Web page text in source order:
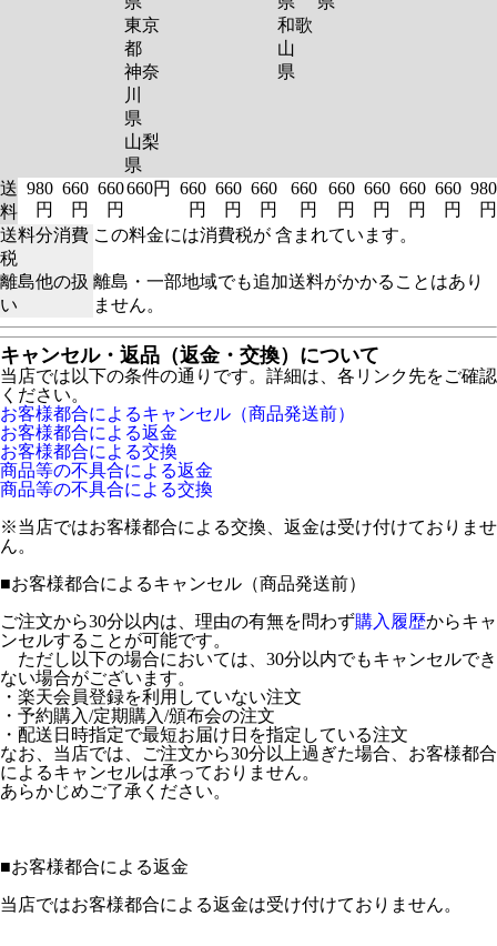
東京
都
神奈
川
県
山梨
県
和歌
山
県
送
料
980
円
660
円
660
円
660円
660
円
660
円
660
円
660
円
660
円
660
円
660
円
660
円
980
円
送料分消費
税
この料金には消費税が 含まれています。
離島他の扱
い
離島・一部地域でも追加送料がかかることはあり
ません。
キャンセル・返品（返金・交換）について
当店では以下の条件の通りです。詳細は、各リンク先をご確認
ください。
お客様都合によるキャンセル（商品発送前）
お客様都合による返金
お客様都合による交換
商品等の不具合による返金
商品等の不具合による交換
※当店ではお客様都合による交換、返金は受け付けておりませ
ん。
■お客様都合によるキャンセル（商品発送前）
ご注文から30分以内は、理由の有無を問わず購入履歴からキャ
ンセルすることが可能です。
ただし以下の場合においては、30分以内でもキャンセルでき
ない場合がございます。
・楽天会員登録を利用していない注文
・予約購入/定期購入/頒布会の注文
・配送日時指定で最短お届け日を指定している注文
なお、当店では、ご注文から30分以上過ぎた場合、お客様都合
によるキャンセルは承っておりません。
あらかじめご了承ください。
■お客様都合による返金
当店ではお客様都合による返金は受け付けておりません。